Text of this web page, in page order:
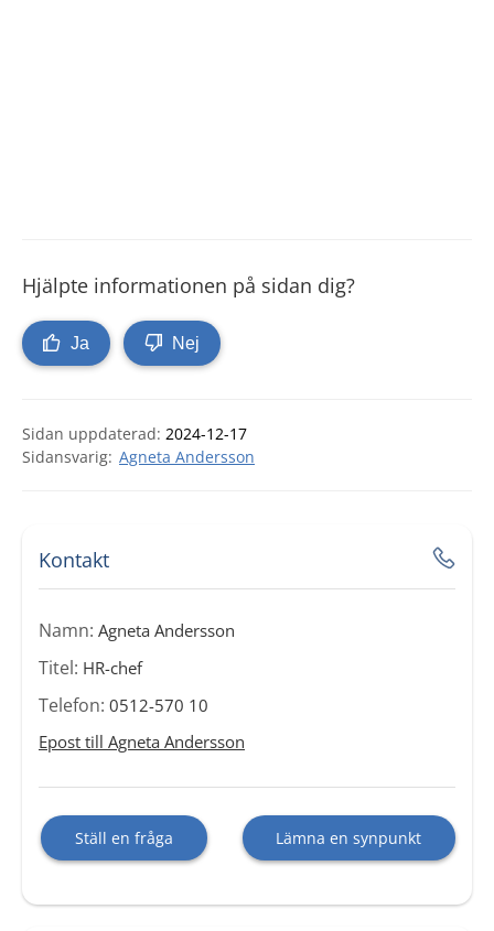
Hjälpte informationen på sidan dig?
Ja Nej
Sidan uppdaterad: 2024-12-17
Agneta Andersson
Kontakt
Namn: Agneta Andersson
Titel: HR-chef
Telefon: 0512-570 10
Epost till Agneta Andersson
Ställ en fråga Lämna en synpunkt